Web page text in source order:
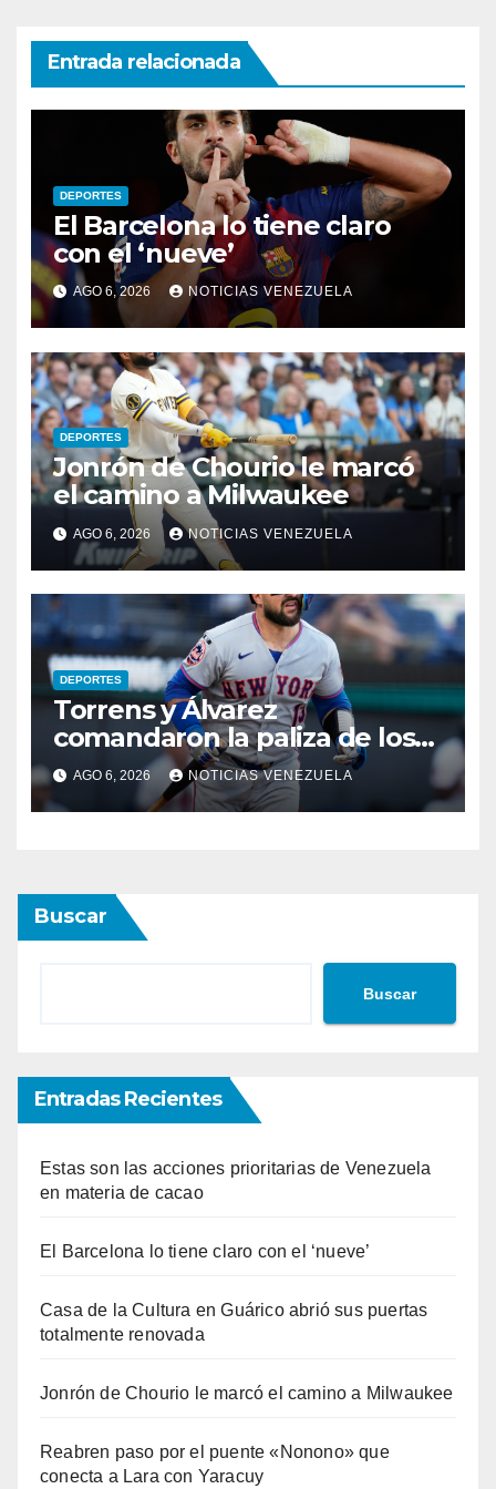
Entrada relacionada
DEPORTES
El Barcelona lo tiene claro
con el ‘nueve’
AGO 6, 2026 NOTICIAS VENEZUELA
DEPORTES
Jonrón de Chourio le marcó
el camino a Milwaukee
AGO 6, 2026 NOTICIAS VENEZUELA
DEPORTES
Torrens y Álvarez
comandaron la paliza de los
Mets
AGO 6, 2026 NOTICIAS VENEZUELA
Buscar
Buscar
Entradas Recientes
Estas son las acciones prioritarias de Venezuela
en materia de cacao
El Barcelona lo tiene claro con el ‘nueve’
Casa de la Cultura en Guárico abrió sus puertas
totalmente renovada
Jonrón de Chourio le marcó el camino a Milwaukee
Reabren paso por el puente «Nonono» que
conecta a Lara con Yaracuy